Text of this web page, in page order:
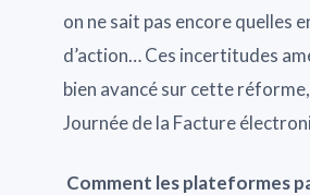
on ne sait pas encore quelles
d’action… Ces incertitudes
bien avancé sur cette
Journée de la Facture
Comment les plateformes